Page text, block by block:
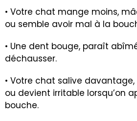
• Votre chat mange moins,
ou semble avoir mal à la
• Une dent bouge, paraît
déchausser.
• Votre chat salive
ou devient irritable lorsqu’on
bouche.